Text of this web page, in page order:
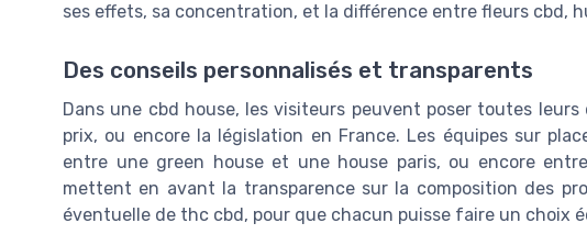
ses effets, sa concentration, et la différence entre fleurs cbd,
Des conseils personnalisés et transparents
Dans une cbd house, les visiteurs peuvent poser toutes
prix, ou encore la législation en France. Les équipes sur
entre une green house et une house paris, ou encore
mettent en avant la transparence sur la composition des
éventuelle de thc cbd, pour que chacun puisse faire un choix